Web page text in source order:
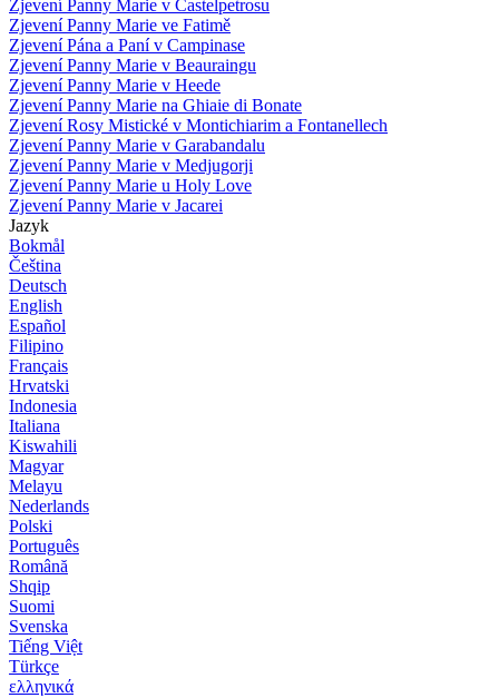
Zjevení Panny Marie v Castelpetrosu
Zjevení Panny Marie ve Fatimě
Zjevení Pána a Paní v Campinase
Zjevení Panny Marie v Beauraingu
Zjevení Panny Marie v Heede
Zjevení Panny Marie na Ghiaie di Bonate
Zjevení Rosy Mistické v Montichiarim a Fontanellech
Zjevení Panny Marie v Garabandalu
Zjevení Panny Marie v Medjugorji
Zjevení Panny Marie u Holy Love
Zjevení Panny Marie v Jacarei
Jazyk
Bokmål
Čeština
Deutsch
English
Español
Filipino
Français
Hrvatski
Indonesia
Italiana
Kiswahili
Magyar
Melayu
Nederlands
Polski
Português
Română
Shqip
Suomi
Svenska
Tiếng Việt
Türkçe
ελληνικά